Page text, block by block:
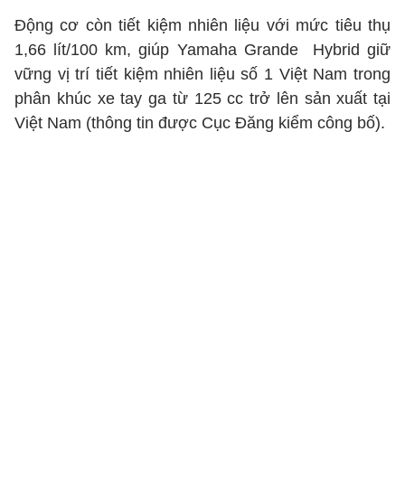
Động cơ còn tiết kiệm nhiên liệu với mức tiêu thụ
1,66 lít/100 km, giúp Yamaha Grande Hybrid giữ
vững vị trí tiết kiệm nhiên liệu số 1 Việt Nam trong
phân khúc xe tay ga từ 125 cc trở lên sản xuất tại
Việt Nam (thông tin được Cục Đăng kiểm công bố).